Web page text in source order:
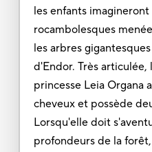
les enfants
rocambolesques
les arbres
d'Endor. Très articulée,
princesse Leia Organa
cheveux et possède
Lorsqu'elle doit
profondeurs de la